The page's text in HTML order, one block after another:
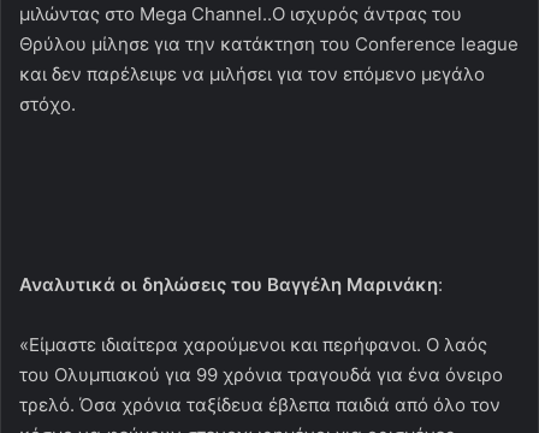
μιλώντας στο Mega Channel..Ο ισχυρός άντρας του
Θρύλου μίλησε για την κατάκτηση του Conference league
και δεν παρέλειψε να μιλήσει για τον επόμενο μεγάλο
στόχο.
Αναλυτικά οι δηλώσεις του Βαγγέλη Μαρινάκη:
«Είμαστε ιδιαίτερα χαρούμενοι και περήφανοι. Ο λαός
του Ολυμπιακού για 99 χρόνια τραγουδά για ένα όνειρο
τρελό. Όσα χρόνια ταξίδευα έβλεπα παιδιά από όλο τον